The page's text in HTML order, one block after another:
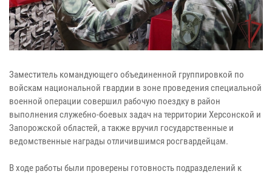
Заместитель командующего объединенной группировкой по
войскам национальной гвардии в зоне проведения специальной
военной операции совершил рабочую поездку в район
выполнения служебно-боевых задач на территории Херсонской и
Запорожской областей, а также вручил государственные и
ведомственные награды отличившимся росгвардейцам.
В ходе работы были проверены готовность подразделений к